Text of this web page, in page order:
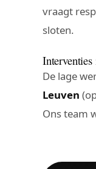
vraagt
sloten.
De lage
Leuven
Ons team